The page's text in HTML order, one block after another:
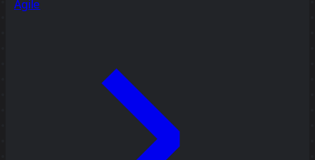
Agile